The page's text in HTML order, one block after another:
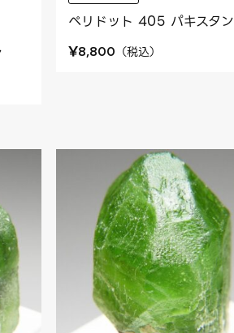
ペリドット 405 パキスタン
¥8,800 （税込）